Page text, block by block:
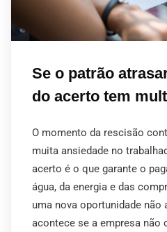
Se o patrão
do acerto tem
O momento da rescisão
muita ansiedade no
acerto é o que garante o
água, da energia e das
uma nova oportunidade não
acontece se a empresa não